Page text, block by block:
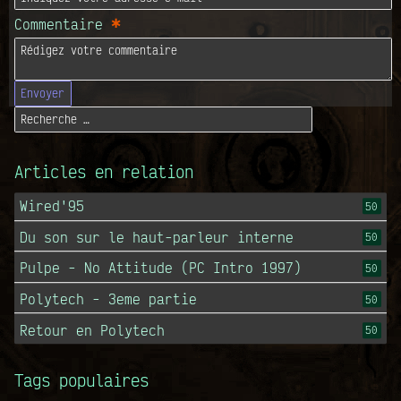
Commentaire *
Envoyer
Articles en relation
50
Wired'95
50
Du son sur le haut-parleur interne
50
Pulpe - No Attitude (PC Intro 1997)
50
Polytech - 3eme partie
50
Retour en Polytech
Tags populaires